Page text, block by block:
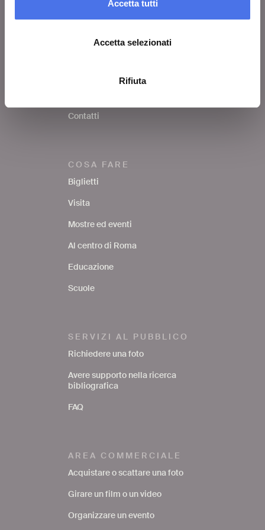
Accetta tutti
Accetta selezionati
Rifiuta
Contatti
COSA FARE
Biglietti
Visita
Mostre ed eventi
Al centro di Roma
Educazione
Scuole
SERVIZI AL PUBBLICO
Richiedere una foto
Avere supporto nella ricerca
bibliografica
FAQ
AREA COMMERCIALE
Acquistare o scattare una foto
Girare un film o un video
Organizzare un evento